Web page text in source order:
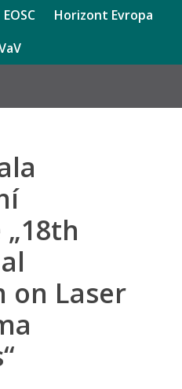
EOSC
Horizont Evropa
on Laser